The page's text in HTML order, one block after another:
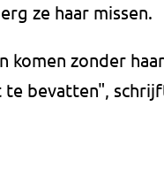
ze haar missen.
komen zonder haar
te bevatten",